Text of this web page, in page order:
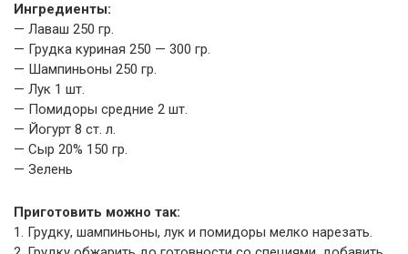
Ингредиенты:
— Лаваш 250 гр.
— Грудка куриная 250 — 300 гр.
— Шампиньоны 250 гр.
— Лук 1 шт.
— Помидоры средние 2 шт.
— Йогурт 8 ст. л.
— Сыр 20% 150 гр.
— Зелень
Приготовить можно так:
1. Грудку, шампиньоны, лук и помидоры мелко нарезать.